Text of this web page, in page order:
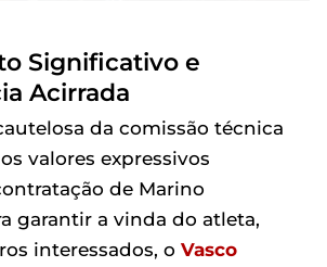
Significativo e
Acirrada
da comissão técnica
valores expressivos
de Marino
garantir a vinda do atleta,
interessados, o Vasco